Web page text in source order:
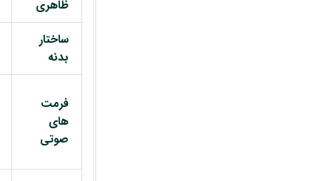
ظاهری
ساختار
بدنه
فرمت
های
صوتی